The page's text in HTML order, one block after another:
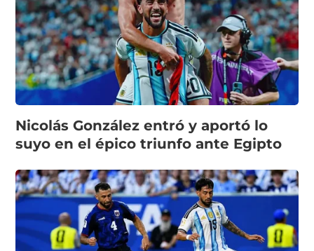
Nicolás González entró y aportó lo
suyo en el épico triunfo ante Egipto